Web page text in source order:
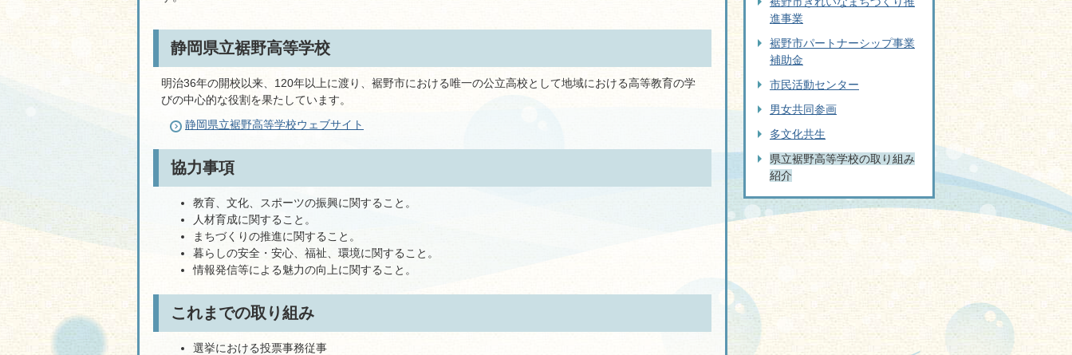
静岡県立裾野高等学校
明治36年の開校以来、120年以上に渡り、裾野市における唯一の公立高校として地域における高等教育の学
びの中心的な役割を果たしています。
静岡県立裾野高等学校ウェブサイト
協力事項
教育、文化、スポーツの振興に関すること。
人材育成に関すること。
まちづくりの推進に関すること。
暮らしの安全・安心、福祉、環境に関すること。
情報発信等による魅力の向上に関すること。
これまでの取り組み
選挙における投票事務従事
進事業
裾野市パートナーシップ事業
補助金
市民活動センター
男女共同参画
多文化共生
県立裾野高等学校の取り組み
紹介